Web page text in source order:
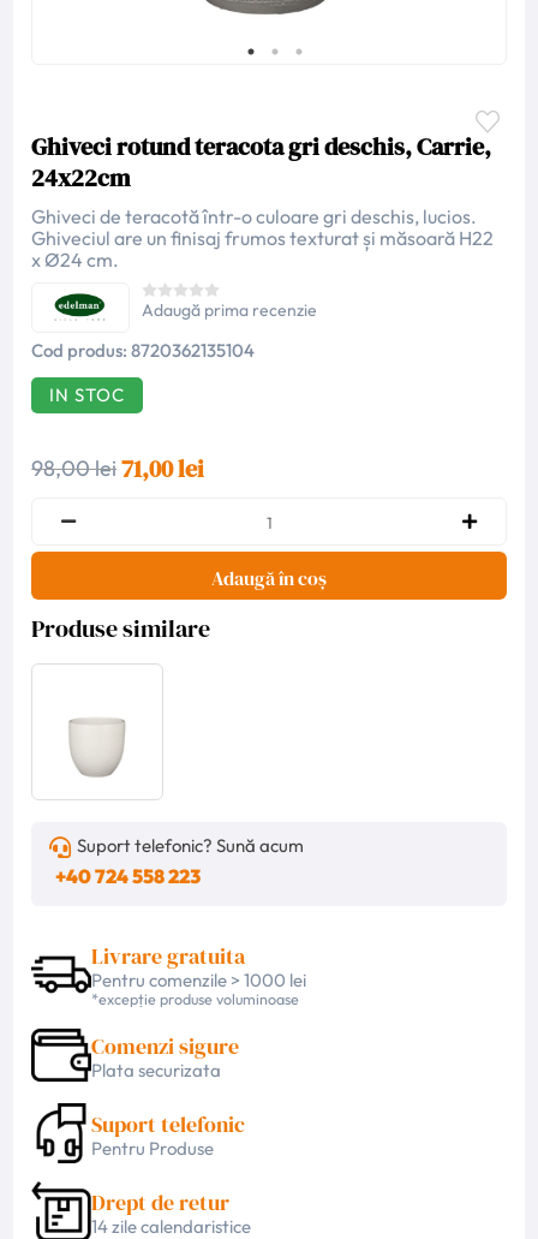
Ghiveci rotund teracota gri deschis, Carrie,
24x22cm
Ghiveci de teracotă într-o culoare gri deschis, lucios.
Ghiveciul are un finisaj frumos texturat și măsoară H22
x Ø24 cm.
Adaugă prima recenzie
Cod produs: 8720362135104
IN STOC
98,00 lei71,00 lei
Adaugă în coș
Produse similare
Suport telefonic? Sună acum
+40 724 558 223
Livrare gratuita
Pentru comenzile > 1000 lei
*excepție produse voluminoase
Comenzi sigure
Plata securizata
Suport telefonic
Pentru Produse
Drept de retur
14 zile calendaristice